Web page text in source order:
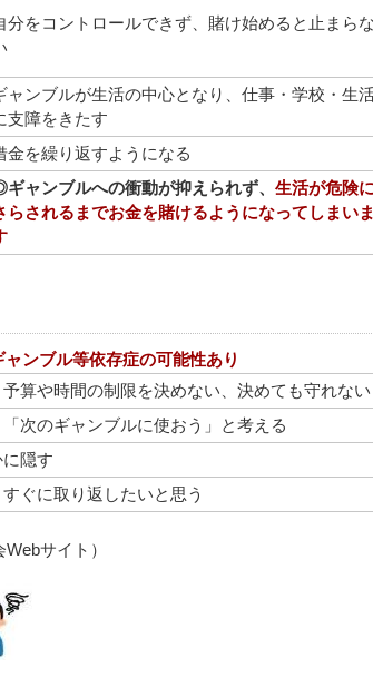
分をコントロールできず、賭け始めると止まら
ャンブルが生活の中心となり、仕事・学校・生
支障をきたす
金を繰り返すようになる
ャンブルへの衝動が抑えられず、 生活が危険
らされるまでお金を賭けるようになってしまい
ンブル等依存症の可能性あり
算や時間の制限を決めない、決めても守れない
次のギャンブルに使おう」と考える
隠す
ぐに取り返したいと思う
サイト）